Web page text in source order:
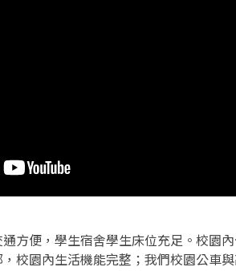
方便，學生宿舍學生床位充足。校園
校園內生活機能完整；我們校園公車